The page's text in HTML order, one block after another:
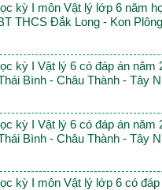
kỳ I môn Vật lý lớp 6 năm
THCS Đắk Long - Kon
kỳ I Vật lý 6 có đáp án năm
Bình - Châu Thành - Tây
kỳ I Vật lý 6 có đáp án năm
Bình - Châu Thành - Tây
kỳ I môn Vật lý lớp 6 có đáp